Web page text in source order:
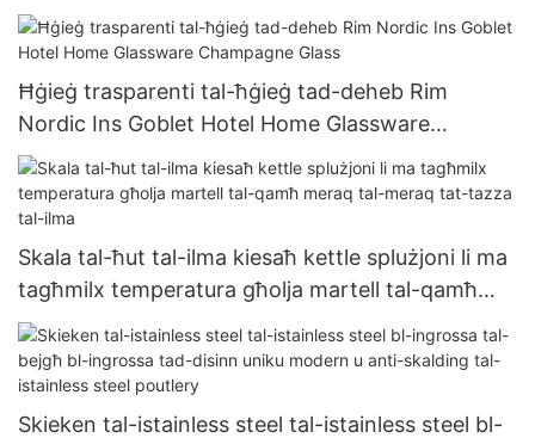
ippakkjar
Ħġieġ trasparenti tal-ħġieġ tad-deheb Rim
Nordic Ins Goblet Hotel Home Glassware
Champagne Glass
Skala tal-ħut tal-ilma kiesaħ kettle splużjoni li ma
tagħmilx temperatura għolja martell tal-qamħ
meraq tal-meraq tat-tazza tal-ilma
Skieken tal-istainless steel tal-istainless steel bl-